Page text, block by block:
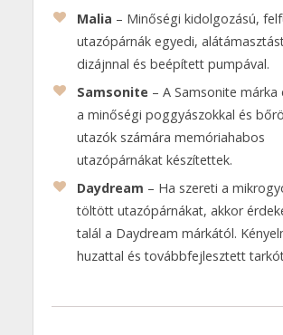
Malia – Minőségi kidolgozású,
utazópárnák egyedi,
dizájnnal és beépített pumpával.
Samsonite – A Samsonite
a minőségi poggyászokkal és
utazók számára memóriahabos
utazópárnákat készítettek.
Daydream – Ha szereti a
töltött utazópárnákat, akkor
talál a Daydream márkától.
huzattal és továbbfejlesztett